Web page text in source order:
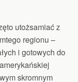
utożsamiać z
regionu –
i gotowych do
skromnym